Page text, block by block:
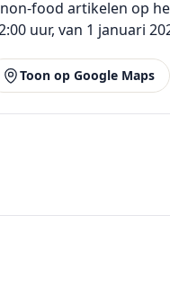
food artikelen op
uur, van 1 januari
Toon op Google Maps